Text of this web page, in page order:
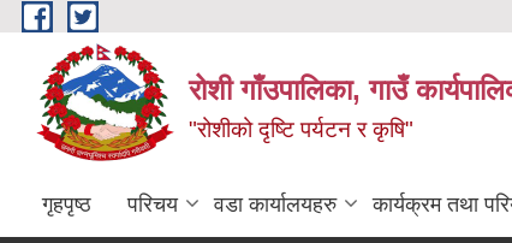
Skip to main content
रोशी गाँउपालिका, गाउँ
"रोशीको दृष्टि पर्यटन र कृषि"
गृहपृष्ठ परिचय वडा कार्यालयहरु कार्यक्रम तथा